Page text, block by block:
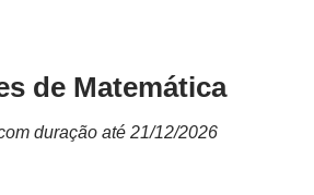
de Matemática
duração até 21/12/2026